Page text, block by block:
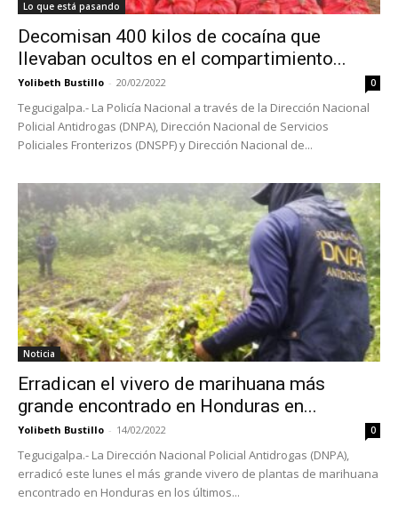
Lo que está pasando
Decomisan 400 kilos de cocaína que
llevaban ocultos en el compartimiento...
Yolibeth Bustillo - 20/02/2022 0
Tegucigalpa.- La Policía Nacional a través de la Dirección Nacional
Policial Antidrogas (DNPA), Dirección Nacional de Servicios
Policiales Fronterizos (DNSPF) y Dirección Nacional de...
Noticia
Erradican el vivero de marihuana más
grande encontrado en Honduras en...
Yolibeth Bustillo - 14/02/2022 0
Tegucigalpa.- La Dirección Nacional Policial Antidrogas (DNPA),
erradicó este lunes el más grande vivero de plantas de marihuana
encontrado en Honduras en los últimos...